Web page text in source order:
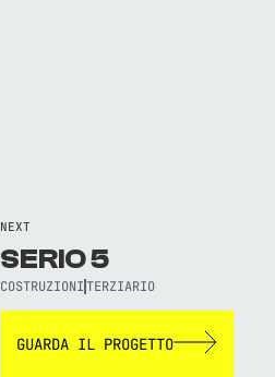
NEXT
SERIO 5
COSTRUZIONITERZIARIO
GUARDA IL PROGETTO